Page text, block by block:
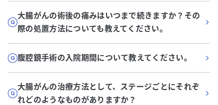
大腸がんの術後の痛みはいつまで続きますか？その
際の処置方法についても教えてください。
腹腔鏡手術の入院期間について教えてください。
大腸がんの治療方法として、ステージごとにそれぞ
れどのようなものがありますか？